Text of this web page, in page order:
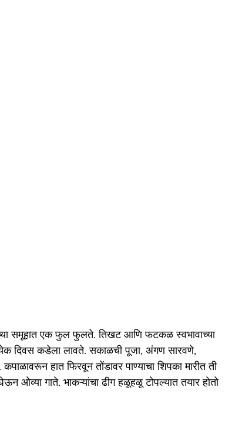
समूहात एक फुल फुलते. तिखट आणि फटकळ स्वभावाच्या
दिवस कडेला लावते. सकाळची पूजा, अंगण सारवणे,
हात फिरवून तोंडावर पाण्याचा शिपका मारीत ती
ओव्या गाते. भाकऱ्यांचा ढीग हळूहळू टोपल्यात तयार होतो